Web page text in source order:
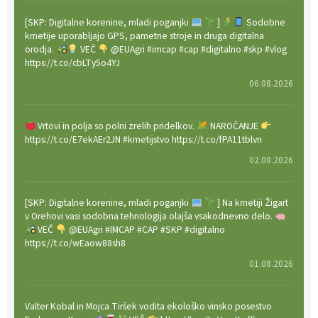
[SKP: Digitalne korenine, mladi poganjki ]
Sodobne
kmetije uporabljajo GPS, pametne stroje in druga digitalna
orodja.
VEČ
@EUAgri #imcap #cap #digitalno #skp #vlog
https://t.co/cbLTy5o4YJ
06.08.2026
Vrtovi in polja so polni zrelih pridelkov.
NAROČANJE
https://t.co/E7ekAEr2JN #kmetijstvo https://t.co/fPA11tblvn
02.08.2026
[SKP: Digitalne korenine, mladi poganjki
] Na kmetiji Žigart
v Orehovi vasi sodobna tehnologija olajša vsakodnevno delo.
VEČ
@EUAgri #IMCAP #CAP #SKP #digitalno
https://t.co/wEaow88sh8
01.08.2026
Valter Kobal in Mojca Tiršek vodita ekološko vinsko posestvo